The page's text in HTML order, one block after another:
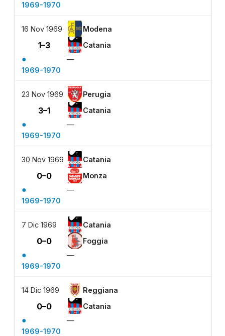
1969-1970
16 Nov 1969 Modena
1–3 Catania
●
—
1969-1970
23 Nov 1969 Perugia
3–1 Catania
●
—
1969-1970
30 Nov 1969 Catania
0–0 Monza
●
—
1969-1970
7 Dic 1969 Catania
0–0 Foggia
●
—
1969-1970
14 Dic 1969 Reggiana
0–0 Catania
●
—
1969-1970